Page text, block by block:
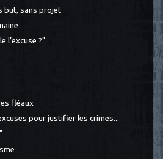
but, sans projet
l’excuse ?"
fléaux
pour justifier les crimes...